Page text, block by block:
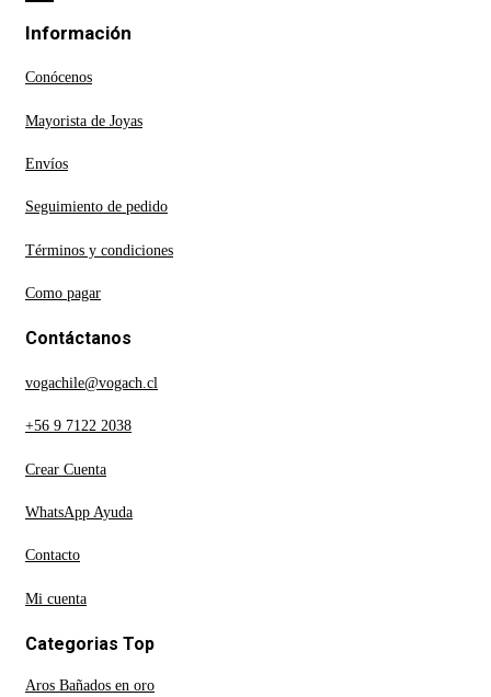
Información
Conócenos
Mayorista de Joyas
Envíos
Seguimiento de pedido
Términos y condiciones
Como pagar
Contáctanos
vogachile@vogach.cl
+56 9 7122 2038
Crear Cuenta
WhatsApp Ayuda
Contacto
Mi cuenta
Categorias Top
Aros Bañados en oro